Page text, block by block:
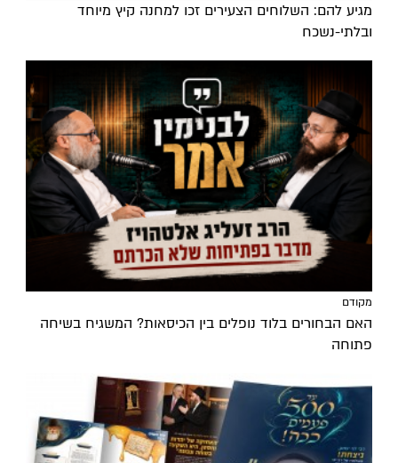
מגיע להם: השלוחים הצעירים זכו למחנה קיץ מיוחד
ובלתי-נשכח
מקודם
האם הבחורים בלוד נופלים בין הכיסאות? המשגיח בשיחה
פתוחה